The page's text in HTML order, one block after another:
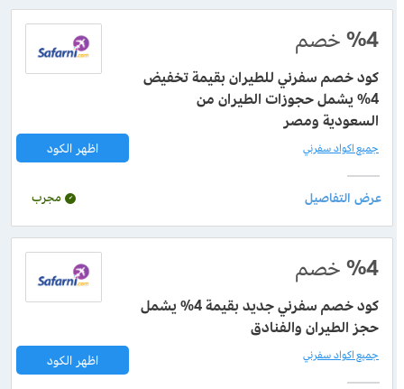
%4خصم
كود خصم سفرني للطيران بقيمة تخفيض
4% يشمل حجوزات الطيران من
السعودية ومصر
اظهر الكود جميع اكواد سفرني
مجرب
%4خصم
كود خصم سفرني جديد بقيمة 4% يشمل
حجز الطيران والفنادق
اظهر الكود جميع اكواد سفرني